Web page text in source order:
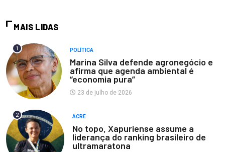
MAIS LIDAS
1 POLÍTICA
Marina Silva defende agronegócio e
afirma que agenda ambiental é
“economia pura”
23 de julho de 2026
2 ACRE
No topo, Xapuriense assume a
liderança do ranking brasileiro de
ultramaratona